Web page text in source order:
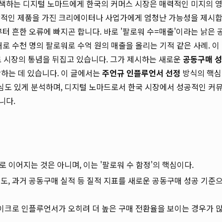
는 디지털 노마드에게 한국의 커머스 시장은 매력적인 미지의 영
인 제품을 가진 크리에이터나 사업가에게 엄청난 가능성을 제시합
흔한 오류에 빠지곤 합니다. 바로 '팔로워 수=매출'이라는 낡은
수천 명의 팔로워로 수억 원의 매출을 올리는 기적 같은 사례. 이
장의 통념을 뒤집고 있습니다. 그가 제시하는 새로운 공동구매 성
는 데 있습니다. 이 글에서는 주언규 인플루언서 선정 방식의 핵심
도 있게 분석하며, 디지털 노마드로서 한국 시장에서 성공적인 커
다.
이어지는 것은 아니며, 이는 '팔로워 수 함정'의 핵심이다.
, 과거 공동구매 실적 등 질적 지표를 새로운 공동구매 성공 기준으
로 인플루언서가 오히려 더 높은 구매 전환율을 보이는 경우가